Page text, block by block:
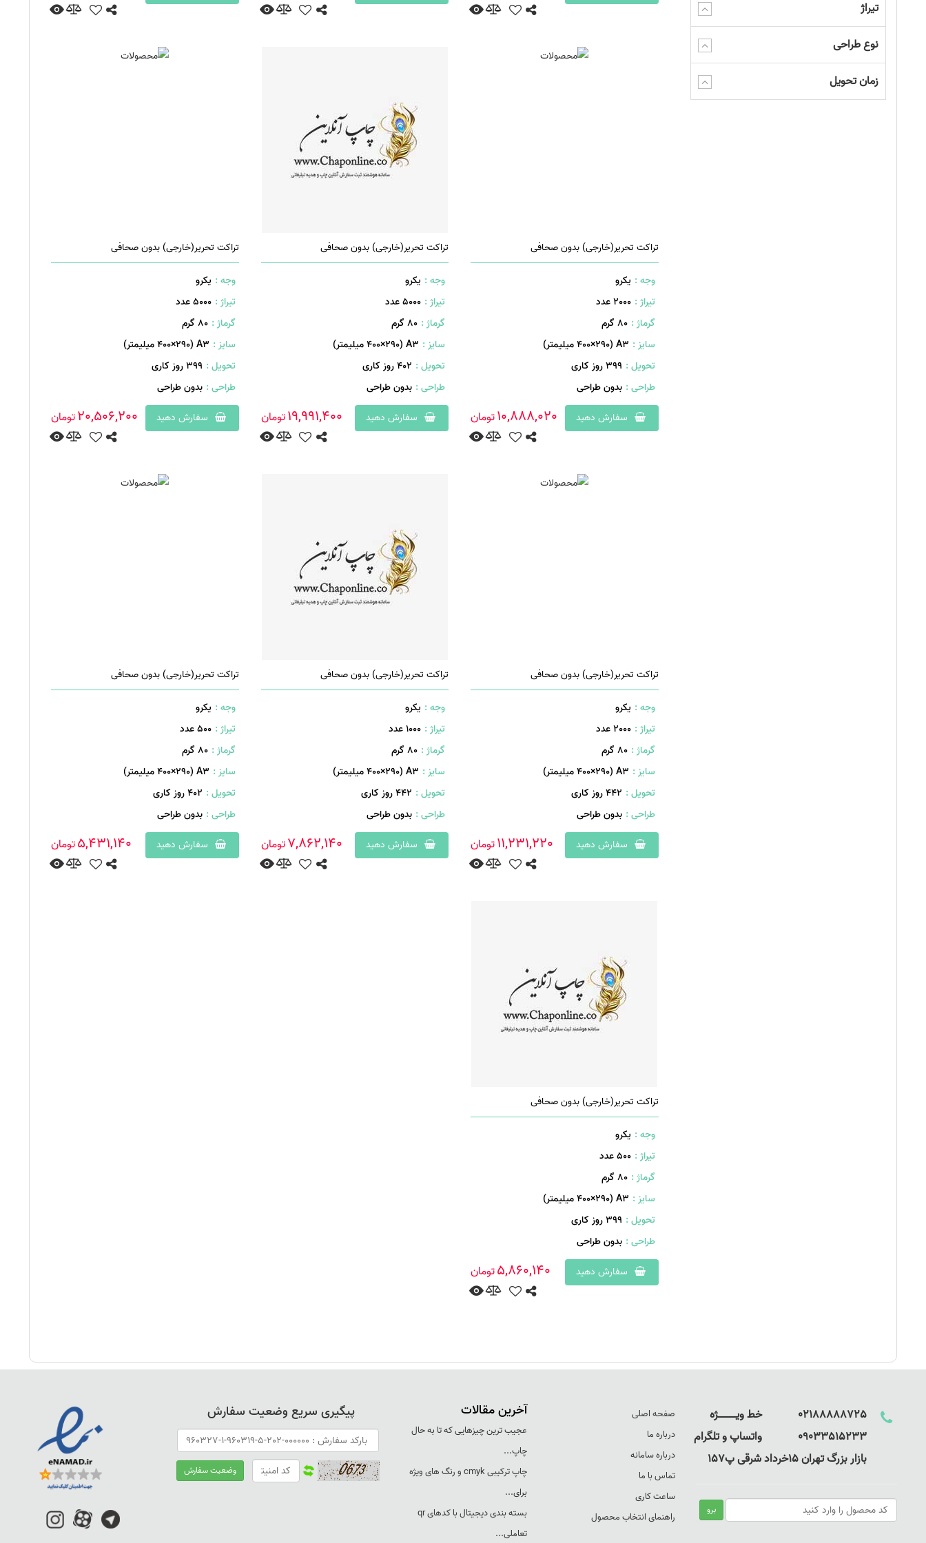
تیراژ
نوع طراحی
زمان تحویل
تراکت تحریر(خارجی) بدون صحافی
وجه : یکرو
تیراژ : 2000 عدد
گرماژ : ۸۰ گرم
سایز : A۳ (۴۰۰×۲۹۰ میلیمتر)
تحویل : 399 روز کاری
طراحی : بدون طراحی
سفارش دهید
10,888,020تومان
تراکت تحریر(خارجی) بدون صحافی
وجه : یکرو
تیراژ : 5000 عدد
گرماژ : ۸۰ گرم
سایز : A۳ (۴۰۰×۲۹۰ میلیمتر)
تحویل : 402 روز کاری
طراحی : بدون طراحی
سفارش دهید
19,991,400تومان
تراکت تحریر(خارجی) بدون صحافی
وجه : یکرو
تیراژ : 5000 عدد
گرماژ : ۸۰ گرم
سایز : A۳ (۴۰۰×۲۹۰ میلیمتر)
تحویل : 399 روز کاری
طراحی : بدون طراحی
سفارش دهید
20,506,200تومان
تراکت تحریر(خارجی) بدون صحافی
وجه : یکرو
تیراژ : 2000 عدد
گرماژ : ۸۰ گرم
سایز : A۳ (۴۰۰×۲۹۰ میلیمتر)
تحویل : 442 روز کاری
طراحی : بدون طراحی
سفارش دهید
11,231,220تومان
تراکت تحریر(خارجی) بدون صحافی
وجه : یکرو
تیراژ : 1000 عدد
گرماژ : ۸۰ گرم
سایز : A۳ (۴۰۰×۲۹۰ میلیمتر)
تحویل : 442 روز کاری
طراحی : بدون طراحی
سفارش دهید
7,862,140تومان
تراکت تحریر(خارجی) بدون صحافی
وجه : یکرو
تیراژ : 500 عدد
گرماژ : ۸۰ گرم
سایز : A۳ (۴۰۰×۲۹۰ میلیمتر)
تحویل : 402 روز کاری
طراحی : بدون طراحی
سفارش دهید
5,431,140تومان
تراکت تحریر(خارجی) بدون صحافی
وجه : یکرو
تیراژ : 500 عدد
گرماژ : ۸۰ گرم
سایز : A۳ (۴۰۰×۲۹۰ میلیمتر)
تحویل : 399 روز کاری
طراحی : بدون طراحی
سفارش دهید
5,860,140تومان
02188888725 خط ویـــــــــــــژه
09033515233 واتساپ و تلگرام
بازار بزرگ تهران 15خرداد شرقی پ157
صفحه اصلی
درباره ما
درباره سامانه
تماس با ما
ساعت کاری
راهنمای انتخاب محصول
آخرین مقالات
عجيب ترين چيزهايی که تا به حال
چاپ...
چاپ ترکيبی cmyk و رنگ های ويژه
برای...
بسته بندی ديجيتال با کدهای qr
تعاملی...
پیگیری سریع وضعیت سفارش